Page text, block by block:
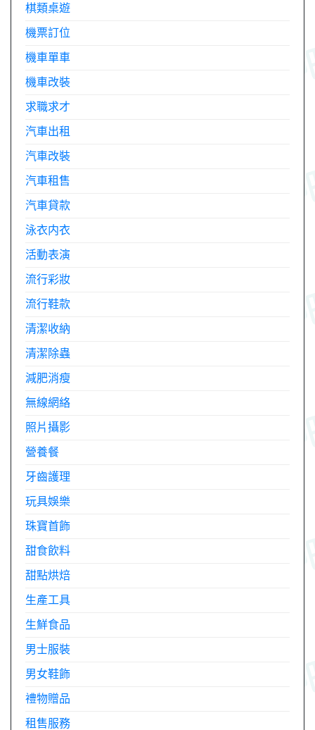
棋類桌遊
機票訂位
機車單車
機車改裝
求職求才
汽車出租
汽車改裝
汽車租售
汽車貸款
泳衣内衣
活動表演
流行彩妝
流行鞋款
清潔收納
清潔除蟲
減肥消瘦
無線網絡
照片攝影
營養餐
牙齒護理
玩具娛樂
珠寶首飾
甜食飲料
甜點烘焙
生產工具
生鮮食品
男士服裝
男女鞋飾
禮物贈品
租售服務